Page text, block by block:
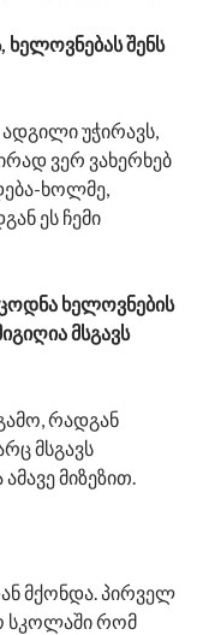
შენს
უჭირავს,
ვერ ვახერხებ
ხოლმე,
ეს ჩემი
ხელოვნების
მსგავს
რადგან
მსგავს
მიზეზით.
მქონდა. პირველ
სკოლაში რომ